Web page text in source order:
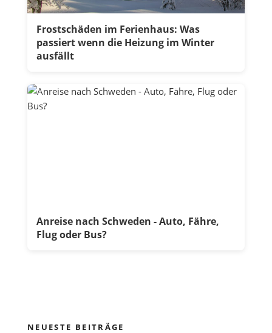
Frostschäden im Ferienhaus: Was
passiert wenn die Heizung im Winter
ausfällt
Anreise nach Schweden - Auto, Fähre,
Flug oder Bus?
NEUESTE BEITRÄGE